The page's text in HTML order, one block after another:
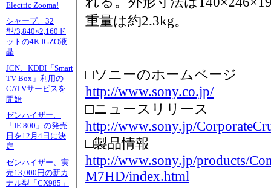
Electric Zooma!
シャープ、32
型/3,840×2,160ド
ットの4K IGZO液
晶
JCN、KDDI「Smart
TV Box」利用の
CATVサービスを
開始
ゼンハイザー、
「IE 800」の発売
日を12月4日に決
定
ゼンハイザー、実
売13,000円の新カ
ナル型「CX985」
重量は約2.3kg。
□ソニーのホームページ
http://www.sony.co.jp/
□ニュースリリース
http://www.sony.jp/
□製品情報
http://www.sony.jp/products/
M7HD/index.html